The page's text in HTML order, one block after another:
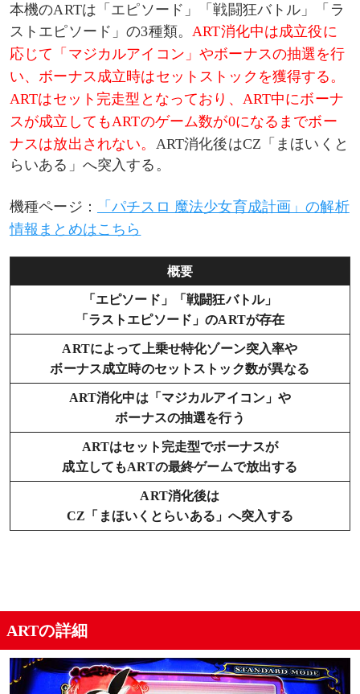
エフェクト別のボーナス期待度
戦闘狂バトル
スーパー戦闘狂バトル
狙えカットイン
ARTのセット数表示
本機のARTは「エピソード」「戦闘狂バトル」「ラ
ストエピソード」の3種類。 ART消化中は成立役に
応じて「マジカルアイコン」やボーナスの抽選を行
い、ボーナス成立時はセットストックを獲得する。
ARTはセット完走型となっており、ART中にボーナ
スが成立してもARTのゲーム数が0になるまでボー
ナスは放出されない。 ART消化後はCZ「まほいくと
らいある」へ突入する。
機種ページ：
「パチスロ 魔法少女育成計画」の解析
情報まとめはこちら
概要
「エピソード」「戦闘狂バトル」
「ラストエピソード」のARTが存在
ARTによって上乗せ特化ゾーン突入率や
ボーナス成立時のセットストック数が異なる
ART消化中は「マジカルアイコン」や
ボーナスの抽選を行う
ARTはセット完走型でボーナスが
成立してもARTの最終ゲームで放出する
ART消化後は
CZ「まほいくとらいある」へ突入する
ARTの詳細